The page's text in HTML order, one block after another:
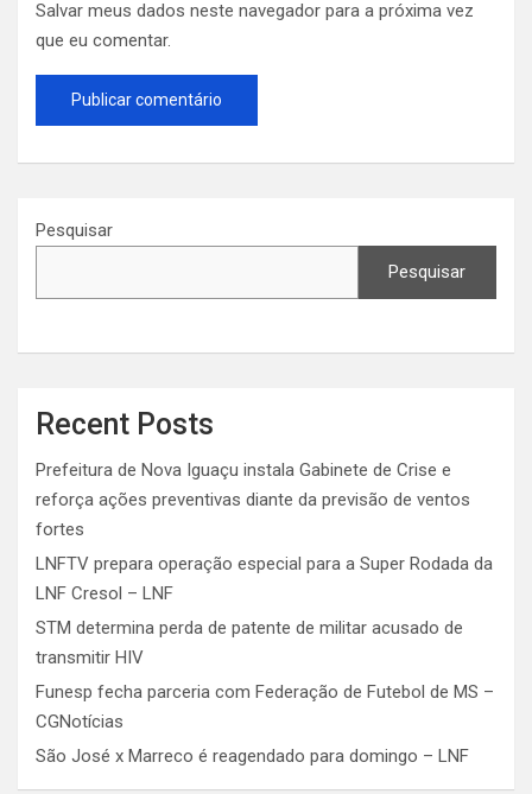
Salvar meus dados neste navegador para a próxima vez
que eu comentar.
Pesquisar
Pesquisar
Recent Posts
Prefeitura de Nova Iguaçu instala Gabinete de Crise e
reforça ações preventivas diante da previsão de ventos
fortes
LNFTV prepara operação especial para a Super Rodada da
LNF Cresol – LNF
STM determina perda de patente de militar acusado de
transmitir HIV
Funesp fecha parceria com Federação de Futebol de MS –
CGNotícias
São José x Marreco é reagendado para domingo – LNF